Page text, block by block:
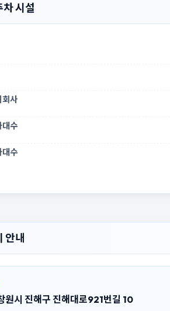
차 시설
회사
대수
대수
안내
원시 진해구 진해대로921번길 10